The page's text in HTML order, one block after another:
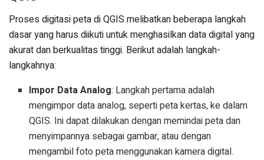
Proses digitasi peta di QGIS melibatkan beberapa langkah
dasar yang harus diikuti untuk menghasilkan data digital yang
akurat dan berkualitas tinggi. Berikut adalah langkah-
langkahnya:
Impor Data Analog: Langkah pertama adalah
mengimpor data analog, seperti peta kertas, ke dalam
QGIS. Ini dapat dilakukan dengan memindai peta dan
menyimpannya sebagai gambar, atau dengan
mengambil foto peta menggunakan kamera digital.